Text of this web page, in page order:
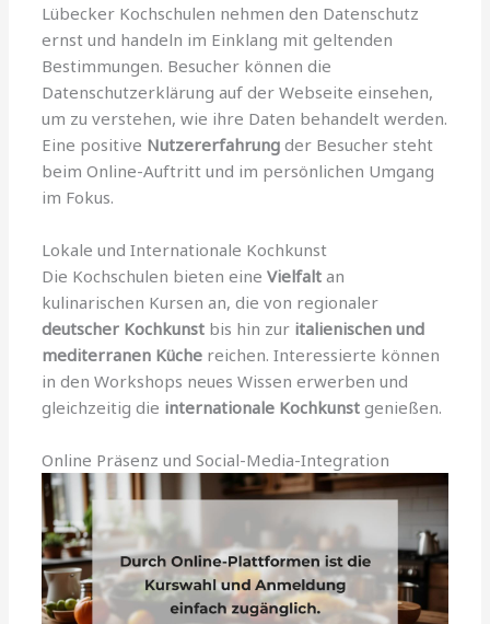
Lübecker Kochschulen nehmen den Datenschutz
ernst und handeln im Einklang mit geltenden
Bestimmungen. Besucher können die
Datenschutzerklärung auf der Webseite einsehen,
um zu verstehen, wie ihre Daten behandelt werden.
Eine positive Nutzererfahrung der Besucher steht
beim Online-Auftritt und im persönlichen Umgang
im Fokus.
Lokale und Internationale Kochkunst
Die Kochschulen bieten eineVielfalt an
kulinarischen Kursen an, die von regionaler
deutscher Kochkunst bis hin zur italienischen und
mediterranen Küche reichen. Interessierte können
in den Workshops neues Wissen erwerben und
gleichzeitig die internationale Kochkunst genießen.
Online Präsenz und Social-Media-Integration